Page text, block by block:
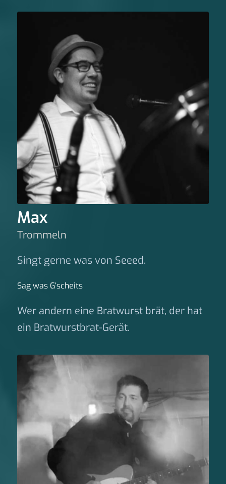
Max
Trommeln
Singt gerne was von Seeed.
Sag was G‘scheits
Wer andern eine Bratwurst brät, der hat
ein Bratwurstbrat-Gerät.